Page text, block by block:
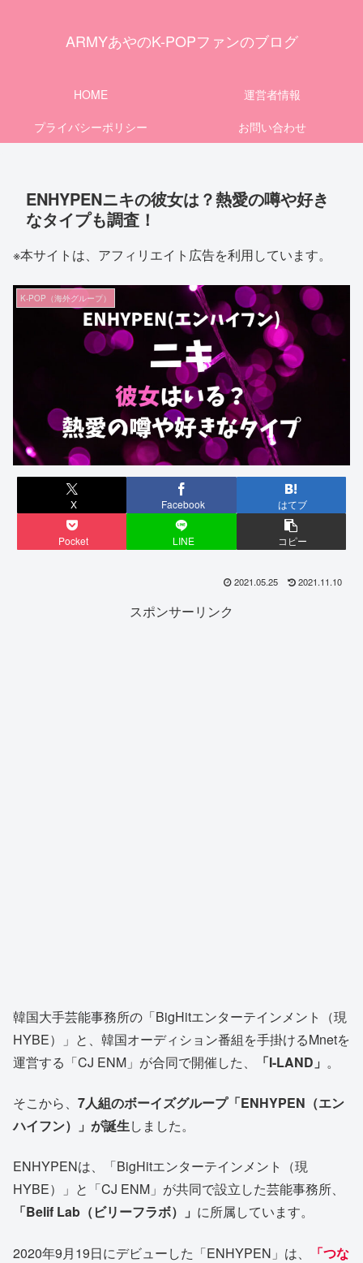
ARMYあやのK-POPファンのブログ
HOME
運営者情報
プライバシーポリシー
お問い合わせ
ENHYPENニキの彼女は？熱愛の噂や好き
なタイプも調査！
※本サイトは、アフィリエイト広告を利用しています。
K-POP（海外グループ）
X Facebook はてブ
Pocket LINE コピー
2021.05.25 2021.11.10
スポンサーリンク
韓国大手芸能事務所の「BigHitエンターテインメント（現
HYBE）」と、韓国オーディション番組を手掛けるMnetを
運営する「CJ ENM」が合同で開催した、
「I-LAND」 。
そこから、 7人組のボーイズグループ「ENHYPEN（エン
ハイフン）」が誕生しました。
ENHYPENは、「BigHitエンターテインメント（現
HYBE）」と「CJ ENM」が共同で設立した芸能事務所、
「Belif Lab（ビリーフラボ）」 に所属しています。
2020年9月19日にデビューした「ENHYPEN」は、
「つな